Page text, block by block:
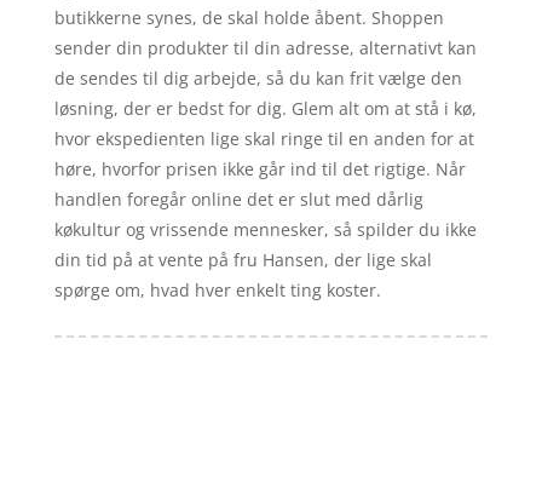
butikkerne synes, de skal holde åbent. Shoppen
sender din produkter til din adresse, alternativt kan
de sendes til dig arbejde, så du kan frit vælge den
løsning, der er bedst for dig. Glem alt om at stå i kø,
hvor ekspedienten lige skal ringe til en anden for at
høre, hvorfor prisen ikke går ind til det rigtige. Når
handlen foregår online det er slut med dårlig
køkultur og vrissende mennesker, så spilder du ikke
din tid på at vente på fru Hansen, der lige skal
spørge om, hvad hver enkelt ting koster.